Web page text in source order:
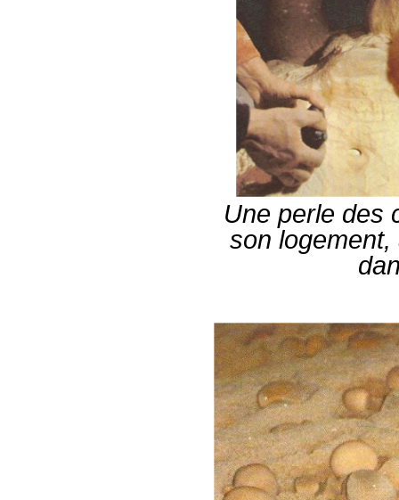
Une perle des
son logement,